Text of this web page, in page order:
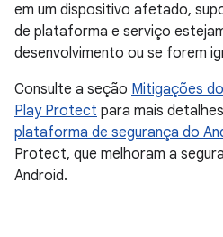
em um dispositivo afetado,
de plataforma e serviço
desenvolvimento ou se forem
Consulte a seção Mitigações
Play Protect para mais
plataforma de segurança do
Protect, que melhoram a
Android.